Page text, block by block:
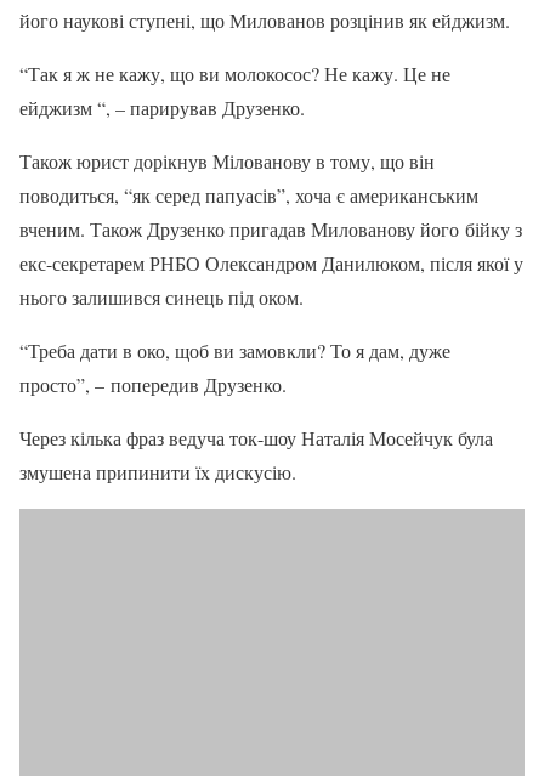
його наукові ступені, що Милованов розцінив як ейджизм.
“Так я ж не кажу, що ви молокосос? Не кажу. Це не
ейджизм “, – парирував Друзенко.
Також юрист дорікнув Мілованову в тому, що він
поводиться, “як серед папуасів”, хоча є американським
вченим. Також Друзенко пригадав Милованову його бійку з
екс-секретарем РНБО Олександром Данилюком, після якої у
нього залишився синець під оком.
“Треба дати в око, щоб ви замовкли? То я дам, дуже
просто”, – попередив Друзенко.
Через кілька фраз ведуча ток-шоу Наталія Мосейчук була
змушена припинити їх дискусію.